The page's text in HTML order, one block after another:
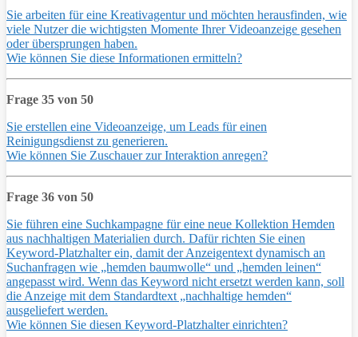
Sie arbeiten für eine Kreativagentur und möchten herausfinden, wie
viele Nutzer die wichtigsten Momente Ihrer Videoanzeige gesehen
oder übersprungen haben.
Wie können Sie diese Informationen ermitteln?
Frage 35 von 50
Sie erstellen eine Videoanzeige, um Leads für einen
Reinigungsdienst zu generieren.
Wie können Sie Zuschauer zur Interaktion anregen?
Frage 36 von 50
Sie führen eine Suchkampagne für eine neue Kollektion Hemden
aus nachhaltigen Materialien durch. Dafür richten Sie einen
Keyword-Platzhalter ein, damit der Anzeigentext dynamisch an
Suchanfragen wie „hemden baumwolle“ und „hemden leinen“
angepasst wird. Wenn das Keyword nicht ersetzt werden kann, soll
die Anzeige mit dem Standardtext „nachhaltige hemden“
ausgeliefert werden.
Wie können Sie diesen Keyword-Platzhalter einrichten?